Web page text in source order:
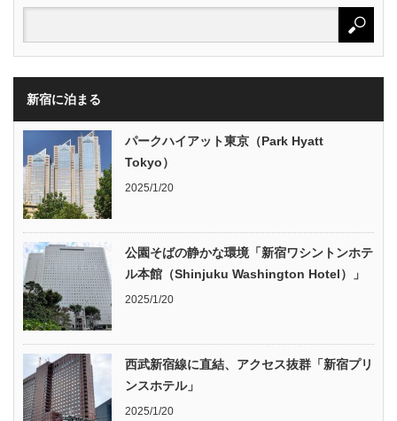
新宿に泊まる
パークハイアット東京（Park Hyatt
Tokyo）
2025/1/20
公園そばの静かな環境「新宿ワシントンホテ
ル本館（Shinjuku Washington Hotel）」
2025/1/20
西武新宿線に直結、アクセス抜群「新宿プリ
ンスホテル」
2025/1/20